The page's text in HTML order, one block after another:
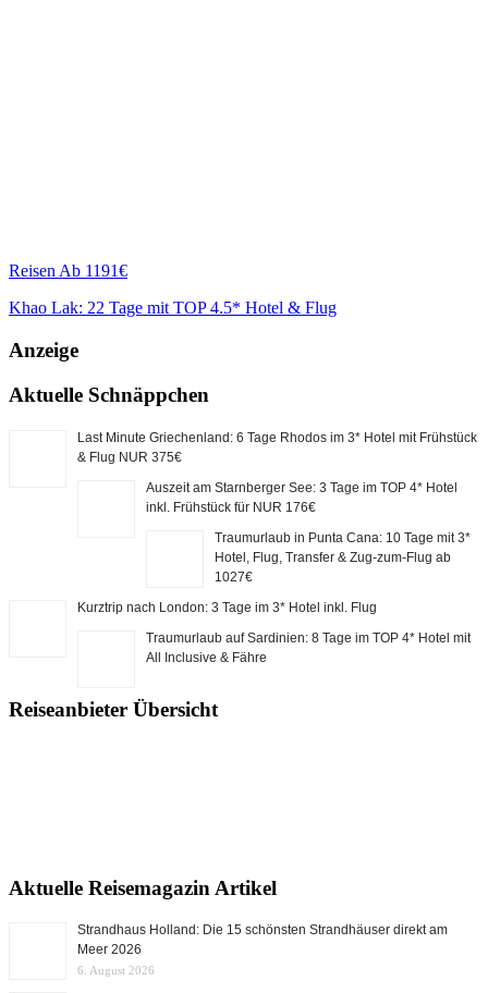
ReisenAb 1191€
Khao Lak: 22 Tage mit TOP 4.5* Hotel & Flug
Anzeige
Aktuelle Schnäppchen
Last Minute Griechenland: 6 Tage Rhodos im 3* Hotel mit Frühstück
& Flug NUR 375€
Auszeit am Starnberger See: 3 Tage im TOP 4* Hotel
inkl. Frühstück für NUR 176€
Traumurlaub in Punta Cana: 10 Tage mit 3*
Hotel, Flug, Transfer & Zug-zum-Flug ab
1027€
Kurztrip nach London: 3 Tage im 3* Hotel inkl. Flug
Traumurlaub auf Sardinien: 8 Tage im TOP 4* Hotel mit
All Inclusive & Fähre
Reiseanbieter Übersicht
Aktuelle Reisemagazin Artikel
Strandhaus Holland: Die 15 schönsten Strandhäuser direkt am
Meer 2026
6. August 2026